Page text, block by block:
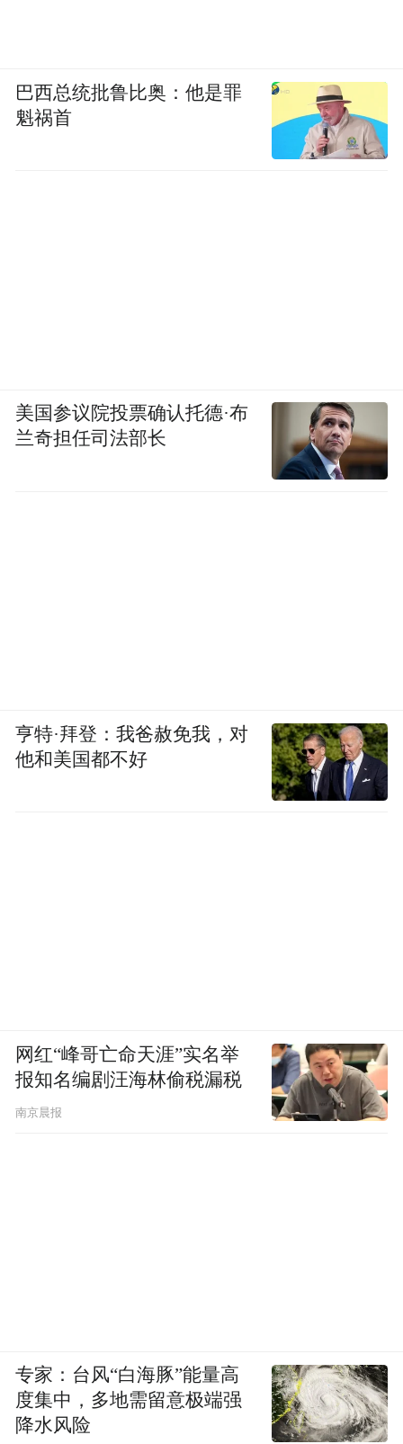
巴西总统批鲁比奥：他是罪
魁祸首
美国参议院投票确认托德·布
兰奇担任司法部长
亨特·拜登：我爸赦免我，对
他和美国都不好
网红“峰哥亡命天涯”实名举
报知名编剧汪海林偷税漏税
南京晨报
专家：台风“白海豚”能量高
度集中，多地需留意极端强
降水风险